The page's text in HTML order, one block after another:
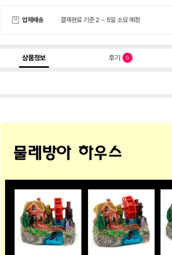
업체배송 결제완료 기준 2 ~ 5일 소요 예정
상품정보 후기 0